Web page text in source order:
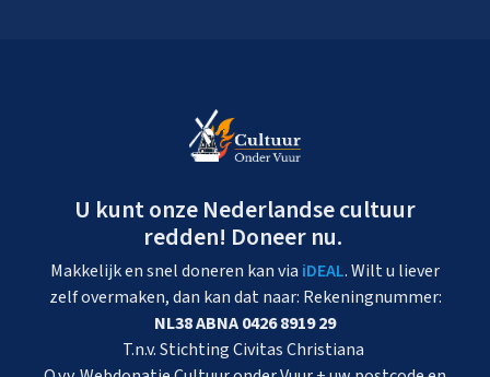
U kunt onze Nederlandse cultuur
redden! Doneer nu.
Makkelijk en snel doneren kan via iDEAL. Wilt u liever
zelf overmaken, dan kan dat naar: Rekeningnummer:
NL38 ABNA 0426 8919 29
T.n.v. Stichting Civitas Christiana